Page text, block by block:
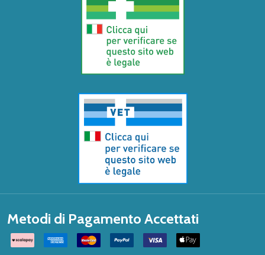
Metodi di Pagamento Accettati